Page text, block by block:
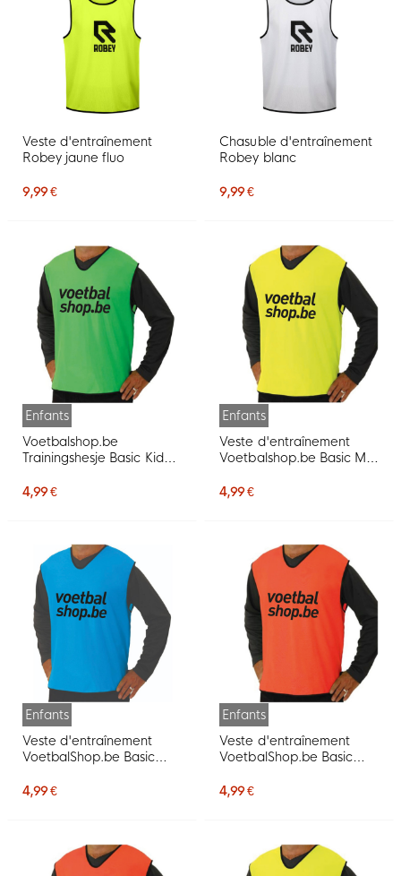
Veste d'entraînement
Robey jaune fluo
9,99 €
Chasuble d'entraînement
Robey blanc
9,99 €
Enfants
Voetbalshop.be
Trainingshesje Basic Kids
4,99 €
Enfants
Veste d'entraînement
Voetbalshop.be Basic Mini
4,99 €
Enfants
Veste d'entraînement
VoetbalShop.be Basic
4,99 €
Enfants
Veste d'entraînement
VoetbalShop.be Basic
4,99 €